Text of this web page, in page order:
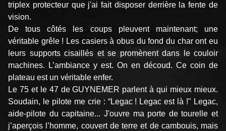
triplex protecteur que j'ai fait disposer derrière la fente de
vision.
De tous côtés les coups pleuvent maintenant; une
véritable grêle ! Les casiers à obus du fond du char ont eu
leurs supports cisaillés et se promènent dans le couloir
machines. L’ambiance y est. On en découd. Ce coin de
plateau est un véritable enfer.
Le 75 et le 47 de GUYNEMER parlent à qui mieux mieux.
Soudain, le pilote me crie : “Legac ! Legac est là !" Legac,
aide-pilote du capitaine... J'ouvre ma porte de tourelle et
j’aperçois l’homme, couvert de terre et de cambouis, mais